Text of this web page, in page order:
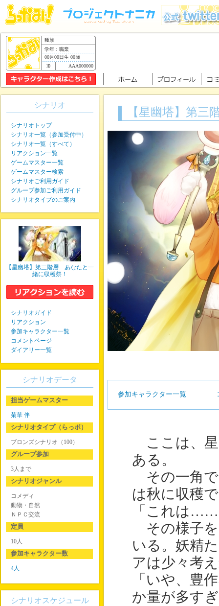
種族
学年：職業
00月00日生 00歳
AAA000000
【星幽塔】第
参加キャラクター一覧
ここは、星
ある。
その一角で
は秋に収穫
「これは
その様子を
いる。妖精
アは少々考
「いや、豊
か量が多す
シナリオ
シナリオトップ
シナリオ一覧（参加受付中）
シナリオ一覧（すべて）
リアクション一覧
ゲームマスター一覧
ゲームマスター検索
シナリオご利用ガイド
グループ参加ご利用ガイド
シナリオタイプのご案内
【星幽塔】第三階層 あなたと一
緒に収穫祭！
シナリオガイド
リアクション
参加キャラクター一覧
コメントページ
ダイアリー一覧
シナリオデータ
担当ゲームマスター
菊華 伴
シナリオタイプ（らっポ）
ブロンズシナリオ（100）
グループ参加
3人まで
シナリオジャンル
コメディ
動物・自然
ＮＰＣ交流
定員
10人
参加キャラクター数
4人
シナリオスケジュール